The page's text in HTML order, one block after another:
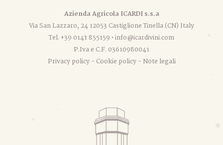
Azienda Agricola ICARDI s.s.a
Via San Lazzaro, 24 12053 Castiglione Tinella (CN) Italy
Tel. +39 0141 855159 •info@icardivini.com
P.Iva e C.F. 03610980041
Privacy policy- Cookie policy- Note legali